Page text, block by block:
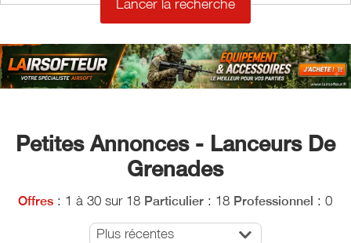
Petites Annonces - Lanceurs De
Grenades
Offres : 1 à 30 sur 18 Particulier : 18 Professionnel : 0
Plus récentes